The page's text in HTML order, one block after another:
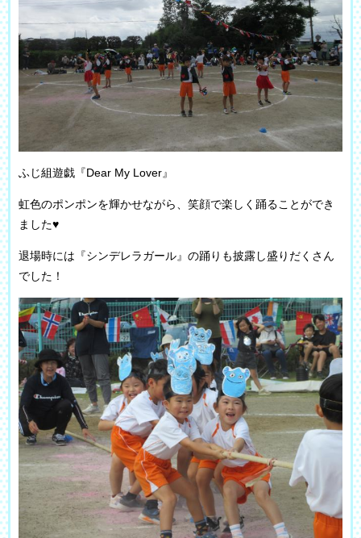
ふじ組遊戯『Dear My Lover』
虹色のポンポンを輝かせながら、笑顔で楽しく踊ることができ
ました♥
退場時には『シンデレラガール』の踊りも披露し盛りだくさん
でした！